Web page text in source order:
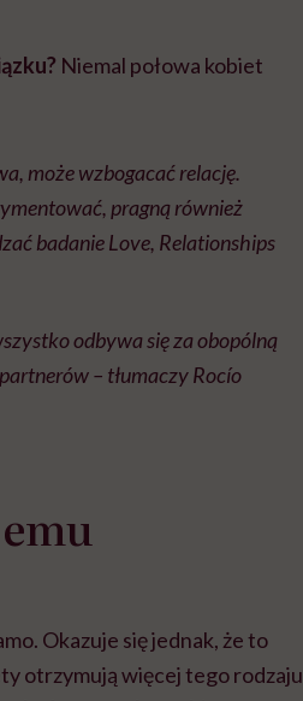
Niemal połowa kobiet
może wzbogacać relację.
pragną również
badanie Love, Relationships
odbywa się za obopólną
– tłumaczy Rocío
Okazuje się jednak, że to
otrzymują więcej tego rodzaju